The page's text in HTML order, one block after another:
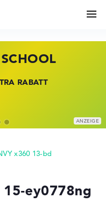
Wissen
RABATT
BEI HP
DEALS
x360 13-bd
15-ey0778ng